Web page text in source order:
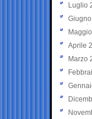
Luglio
Aprile
Marzo